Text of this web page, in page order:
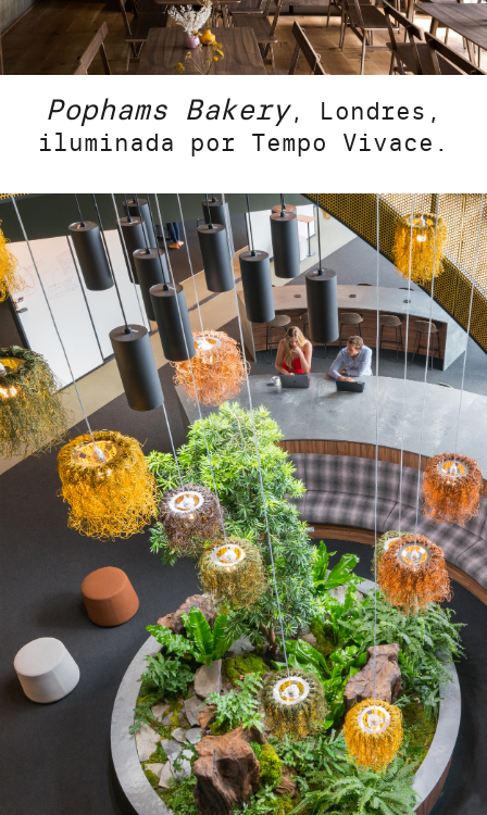
Pophams Bakery, Londres,
iluminada por Tempo Vivace.